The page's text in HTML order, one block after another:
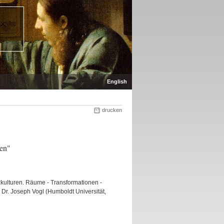
English
drucken
Räume - Transformationen -
Joseph Vogl (Humboldt Universität,